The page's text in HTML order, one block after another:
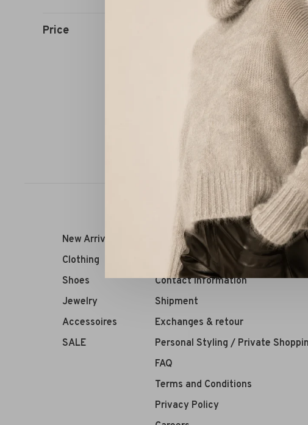
Price
Sort by:
New Arrivals
Clothing
Shoes
Jewelry
Accessoires
SALE
RIVS Store
About us
Contact Information
Shipment
Exchanges & retour
Personal Styling / Private
FAQ
Terms and Conditions
Privacy Policy